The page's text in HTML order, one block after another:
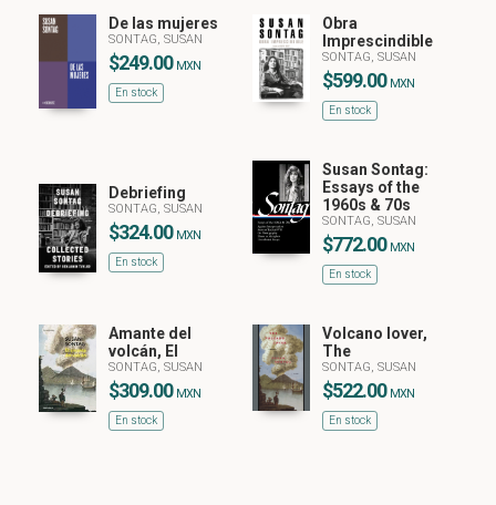
De las mujeres
SONTAG, SUSAN
$249.00 MXN
En stock
Obra
Imprescindible
SONTAG, SUSAN
$599.00 MXN
En stock
Debriefing
SONTAG, SUSAN
$324.00 MXN
En stock
Susan Sontag:
Essays of the
1960s & 70s
SONTAG, SUSAN
$772.00 MXN
En stock
Amante del
volcán, El
SONTAG, SUSAN
$309.00 MXN
En stock
Volcano lover,
The
SONTAG, SUSAN
$522.00 MXN
En stock